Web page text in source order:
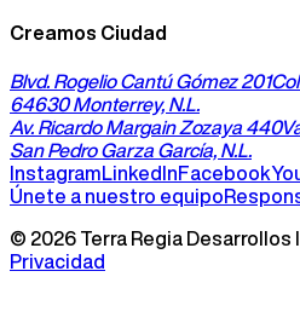
Creamos Ciudad
Blvd. Rogelio Cantú Gómez 201
64630 Monterrey, N.L.
Av. Ricardo Margain Zozaya 440
San Pedro Garza García, N.L.
InstagramLinkedInFacebook
Únete a nuestro equipo
© 2026 Terra Regia Desarrollos
Privacidad